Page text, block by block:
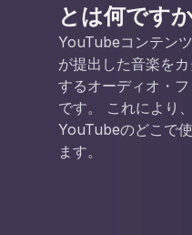
とは何です
YouTubeコンテン
が提出した音楽を
するオーディオ・
です。 これにより
YouTubeのどこで
ます。